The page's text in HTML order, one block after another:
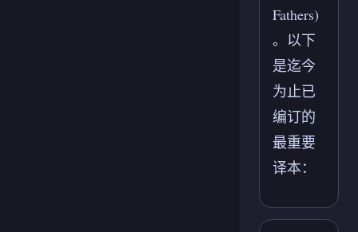
Fathers)
。以下
是迄今
为止已
编订的
最重要
译本：